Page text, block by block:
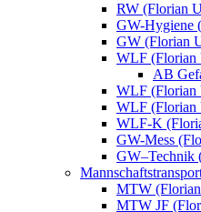
RW (Florian
GW-Hygiene
GW (Florian
WLF (Florian
AB
WLF (Florian
WLF (Florian
WLF-K
GW-Mess
GW–Technik
MTW
MTW JF